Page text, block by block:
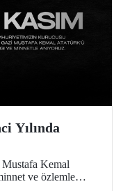
Yılında
Mustafa Kemal
ve özlemle